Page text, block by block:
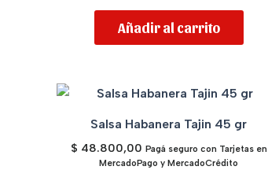
Añadir al carrito
Salsa Habanera Tajin 45 gr
$ 48.800,00 Pagá seguro con Tarjetas en
MercadoPago y MercadoCrédito